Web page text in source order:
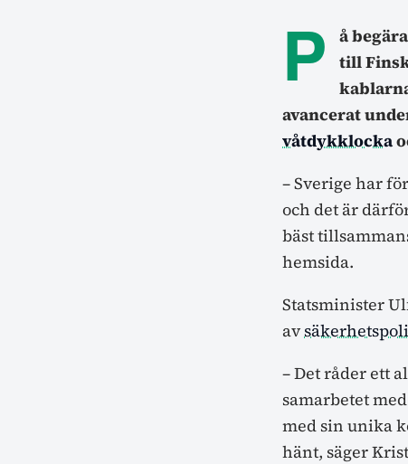
P å
till
avancerat
våtdykklocka
– Sverige har
och det är
bäst
hemsida.
Statsminister
av
– Det råder ett
samarbetet
med sin unika
hänt, säger